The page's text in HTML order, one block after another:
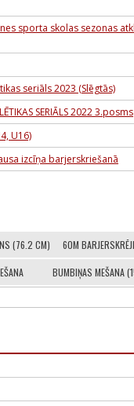
sporta skolas sezonas
seriāls 2023 (Slēgtās)
SERIĀLS 2022 3.posms
U16)
izcīņa barjerskriešanā
(76.2 CM) 60M
BUMBIŅAS MEŠANA